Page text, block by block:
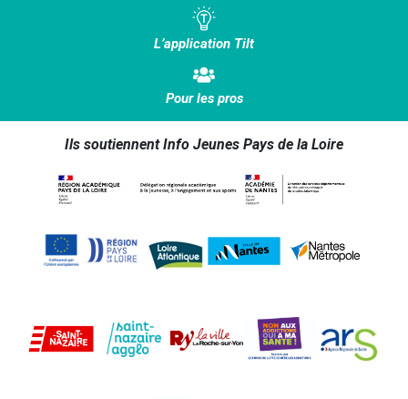
L’application Tilt
Pour les pros
Ils soutiennent Info Jeunes Pays de la Loire